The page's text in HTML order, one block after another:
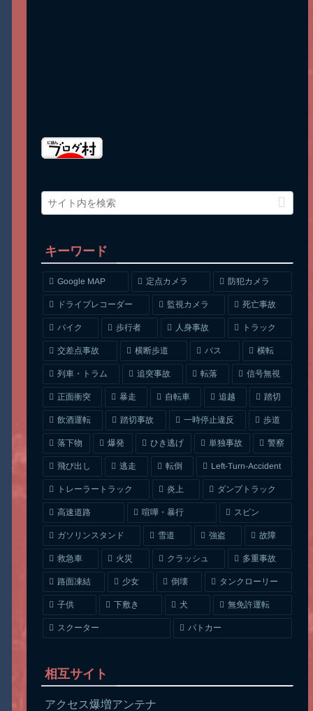
キーワード
Google MAP 定点カメラ 防犯カメラ
ドライブレコーダー 監視カメラ 死亡事故
バイク 歩行者 人身事故 トラック
交差点事故 横断歩道 バス 横転
列車・トラム 追突事故 転落 信号無視
正面衝突 暴走 自転車 追越 踏切
飲酒運転 踏切事故 一時停止違反 歩道
落下物 爆発 ひき逃げ 単独事故 警察
飛び出し 逃走 転倒 Left-Turn-Accident
トレーラートラック 炎上 ダンプトラック
高速道路 喧嘩・暴行 スピン
ガソリンスタンド 雪道 強盗 故障
救急車 火災 クラッシュ 多重事故
路面凍結 少女 倒壊 タンクローリー
子供 下敷き 犬 無免許運転
スクーター パトカー
相互サイト
アクセス爆増アンテナ